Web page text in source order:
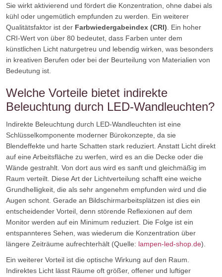
Sie wirkt aktivierend und fördert die Konzentration, ohne dabei als
kühl oder ungemütlich empfunden zu werden. Ein weiterer
Qualitätsfaktor ist der Farbwiedergabeindex (CRI) . Ein hoher
CRI-Wert von über 80 bedeutet, dass Farben unter dem
künstlichen Licht naturgetreu und lebendig wirken, was besonders
in kreativen Berufen oder bei der Beurteilung von Materialien von
Bedeutung ist.
Welche Vorteile bietet indirekte
Beleuchtung durch LED-Wandleuchten?
Indirekte Beleuchtung durch LED-Wandleuchten ist eine
Schlüsselkomponente moderner Bürokonzepte, da sie
Blendeffekte und harte Schatten stark reduziert. Anstatt Licht direkt
auf eine Arbeitsfläche zu werfen, wird es an die Decke oder die
Wände gestrahlt. Von dort aus wird es sanft und gleichmäßig im
Raum verteilt. Diese Art der Lichtverteilung schafft eine weiche
Grundhelligkeit, die als sehr angenehm empfunden wird und die
Augen schont. Gerade an Bildschirmarbeitsplätzen ist dies ein
entscheidender Vorteil, denn störende Reflexionen auf dem
Monitor werden auf ein Minimum reduziert. Die Folge ist ein
entspannteres Sehen, was wiederum die Konzentration über
längere Zeiträume aufrechterhält (Quelle: lampen-led-shop.de).
Ein weiterer Vorteil ist die optische Wirkung auf den Raum.
Indirektes Licht lässt Räume oft größer, offener und luftiger